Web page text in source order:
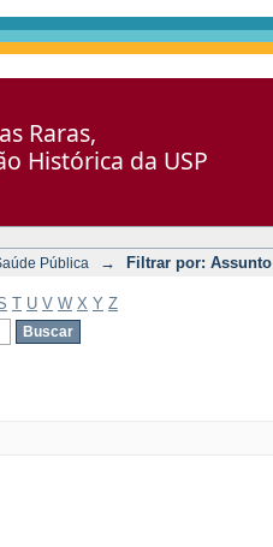
Raras,
Histórica da USP
Pública → Filtrar por: Assunto
T U V W X Y Z